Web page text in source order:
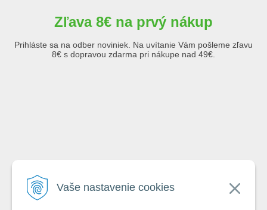
Vaše nastavenie cookies
Zľava 8€ na prvý nákup
Prihláste sa na odber noviniek. Na uvítanie Vám pošleme zľavu
8€ s dopravou zdarma pri nákupe nad 49€.